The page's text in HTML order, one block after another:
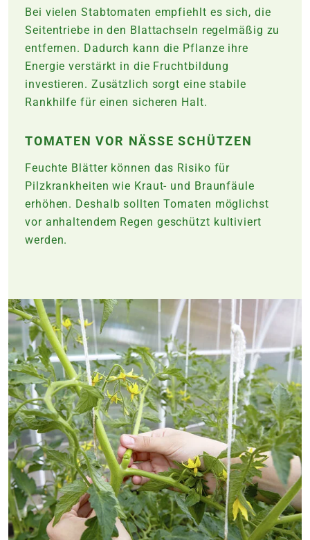
Bei vielen Stabtomaten empfiehlt es sich, die
Seitentriebe in den Blattachseln regelmäßig zu
entfernen. Dadurch kann die Pflanze ihre
Energie verstärkt in die Fruchtbildung
investieren. Zusätzlich sorgt eine stabile
Rankhilfe für einen sicheren Halt.
TOMATEN VOR NÄSSE SCHÜTZEN
Feuchte Blätter können das Risiko für
Pilzkrankheiten wie Kraut- und Braunfäule
erhöhen. Deshalb sollten Tomaten möglichst
vor anhaltendem Regen geschützt kultiviert
werden.